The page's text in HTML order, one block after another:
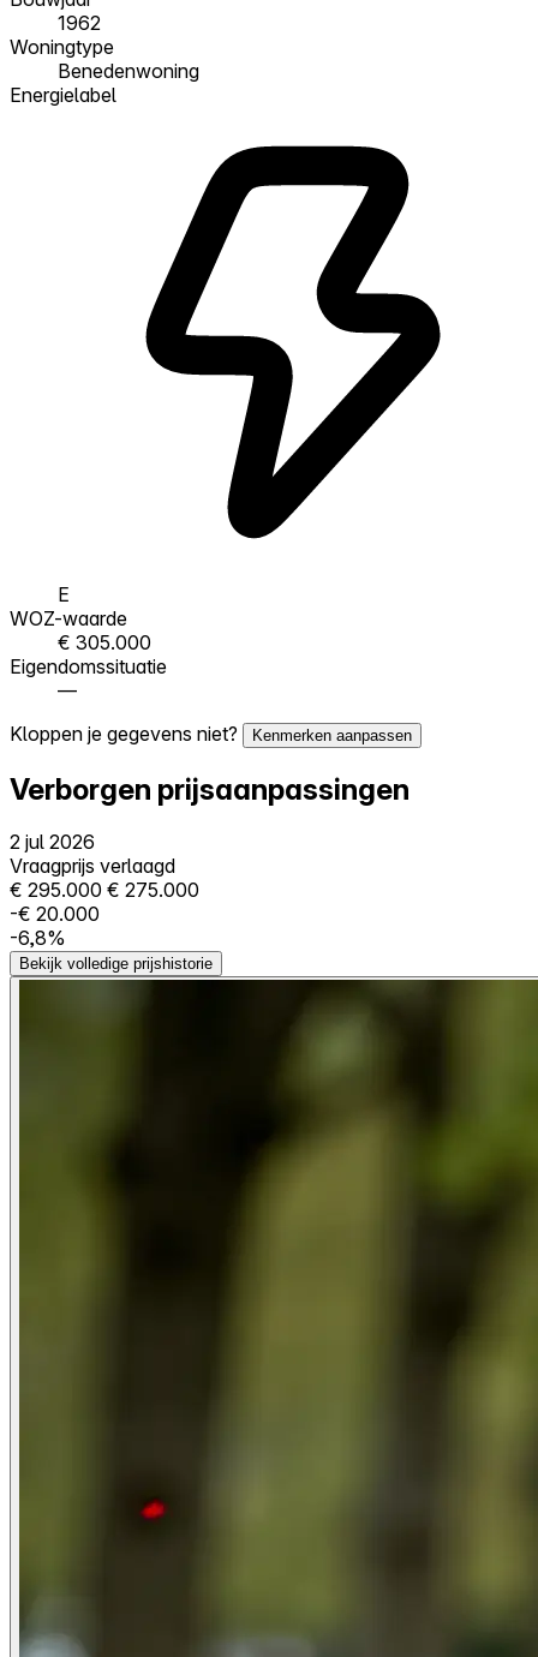
1962
Woningtype
Benedenwoning
Energielabel
E
WOZ-waarde
€ 305.000
Eigendomssituatie
—
Kloppen je gegevens niet?
Kenmerken aanpassen
Verborgen prijsaanpassingen
2 jul 2026
Vraagprijs verlaagd
€ 295.000 € 275.000
-€ 20.000
-6,8%
Bekijk volledige prijshistorie